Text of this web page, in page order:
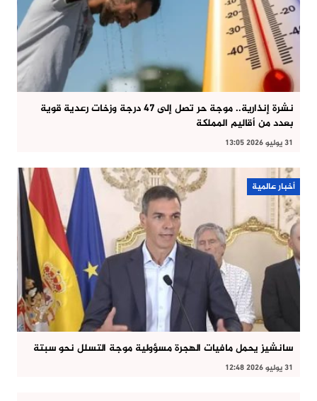
نشرة إنذارية.. موجة حر تصل إلى 47 درجة وزخات رعدية قوية
بعدد من أقاليم المملكة
31 يوليو 2026 13:05
أخبار عالمية
سانشيز يحمل مافيات الهجرة مسؤولية موجة التسلل نحو سبتة
31 يوليو 2026 12:48